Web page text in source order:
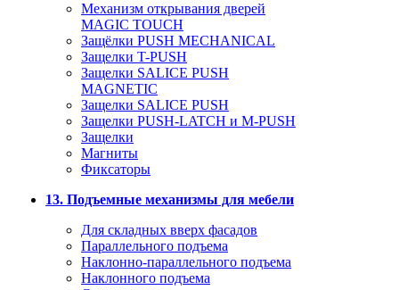
Механизм открывания дверей
MAGIC TOUCH
Защёлки PUSH MECHANICAL
Защелки T-PUSH
Защелки SALICE PUSH
MAGNETIC
Защелки SALICE PUSH
Защелки PUSH-LATCH и M-PUSH
Защелки
Магниты
Фиксаторы
13. Подъемные механизмы для мебели
Для складных вверх фасадов
Параллельного подъема
Наклонно-параллельного подъема
Наклонного подъема